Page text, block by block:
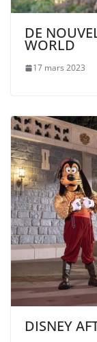
DE
WORLD
17 mars 2023
DISNEY